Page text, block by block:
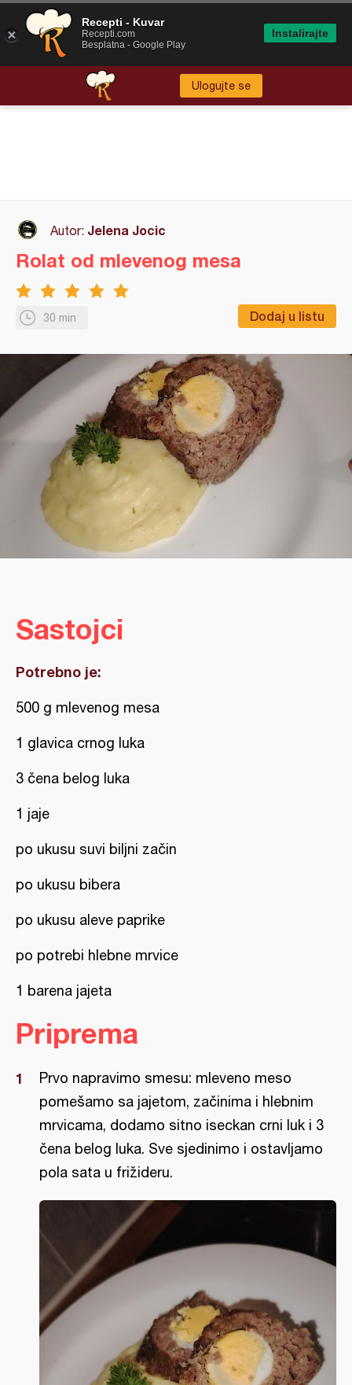
Ulogujte se
Autor: Jelena Jocic
30 min Dodaj u listu
Rolat od mlevenog mesa
Sastojci
Potrebno je:
500 g mlevenog mesa
1 glavica crnog luka
3 čena belog luka
1 jaje
po ukusu suvi biljni začin
po ukusu bibera
po ukusu aleve paprike
po potrebi hlebne mrvice
1 barena jajeta
Priprema
Prvo napravimo smesu: mleveno meso
pomešamo sa jajetom, začinima i hlebnim
mrvicama, dodamo sitno iseckan crni luk i 3
čena belog luka. Sve sjedinimo i ostavljamo
pola sata u frižideru.
Recepti - Kuvar
Recepti.com
Besplatna - Google Play
Instalirajte